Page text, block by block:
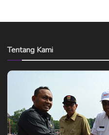
Tentang Kami